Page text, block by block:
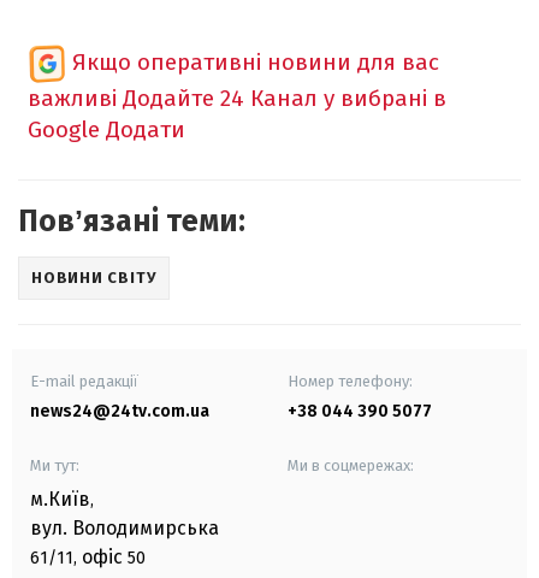
Якщо оперативні новини для вас
важливі Додайте 24 Канал у вибрані в
Google Додати
Повʼязані теми:
НОВИНИ СВІТУ
E-mail редакції
news24@24tv.com.ua
Номер телефону:
+38 044 390 5077
Ми тут:
м.Київ,
вул. Володимирська
61/11, офіс 50
Ми в соцмережах: